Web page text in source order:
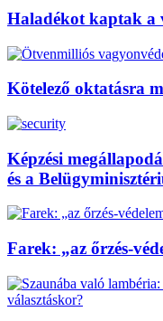
Haladékot kaptak a
Kötelező oktatásra
Képzési
és a
Farek: „az őrzés-